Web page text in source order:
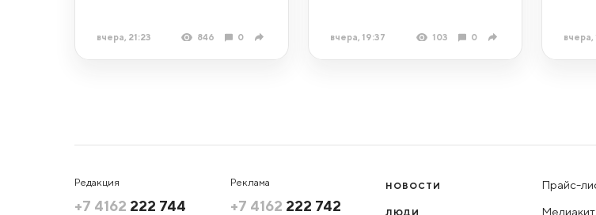
вчера, 21:23 846 0 вчера, 19:37 103 0 вчера,
Редакция
+7 4162 222 744
Реклама
+7 4162 222 742
НОВОСТИ
ЛЮДИ
Прайс-
Медиакит